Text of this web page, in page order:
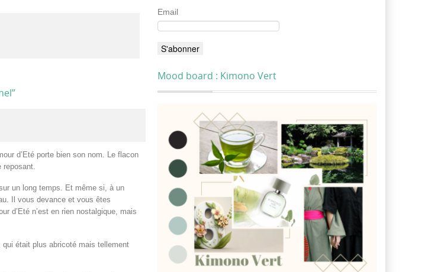
”
d’Eté porte bien son nom. Le flacon
un long temps. Et même si, à un
Il vous devance et vous êtes
d’Eté n’est en rien nostalgique, mais
qui était plus abricoté mais tellement
Email
Mood board : Kimono Vert